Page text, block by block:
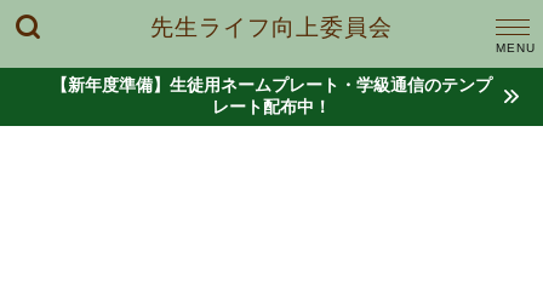
先生ライフ向上委員会
【新年度準備】生徒用ネームプレート・学級通信のテンプ
レート配布中！